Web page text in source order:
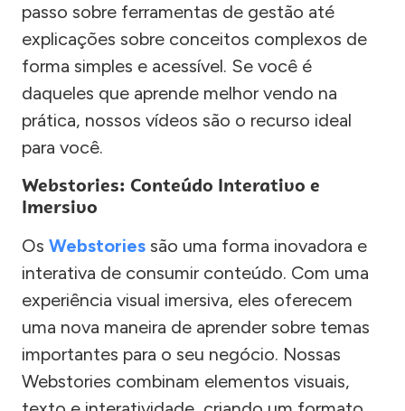
passo sobre ferramentas de gestão até
explicações sobre conceitos complexos de
forma simples e acessível. Se você é
daqueles que aprende melhor vendo na
prática, nossos vídeos são o recurso ideal
para você.
Webstories: Conteúdo Interativo e
Imersivo
Os Webstories são uma forma inovadora e
interativa de consumir conteúdo. Com uma
experiência visual imersiva, eles oferecem
uma nova maneira de aprender sobre temas
importantes para o seu negócio. Nossas
Webstories combinam elementos visuais,